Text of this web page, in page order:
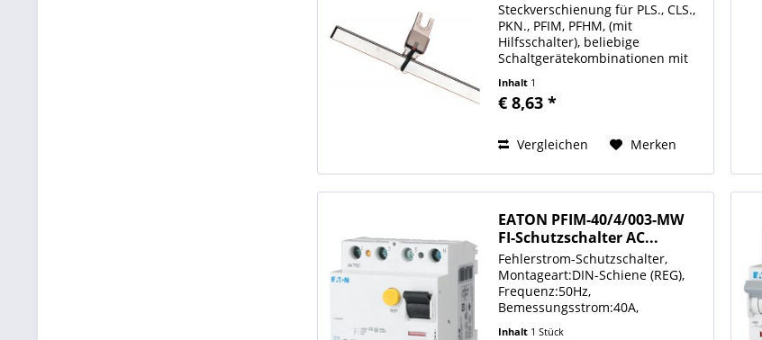
Steckverschienung für PLS., CLS.,
PKN., PFIM, PFHM, (mit
Hilfsschalter), beliebige
Schaltgerätekombinationen mit
nur wenige Bauteile, 2
Winkeltypen je
Drehstromverschienung,...
Inhalt 1
€ 8,63 *
Vergleichen Merken
EATON PFIM-40/4/003-MW
FI-Schutzschalter AC...
Fehlerstrom-Schutzschalter,
Montageart:DIN-Schiene (REG),
Frequenz:50Hz,
Bemessungsstrom:40A,
Inhalt 1 Stück